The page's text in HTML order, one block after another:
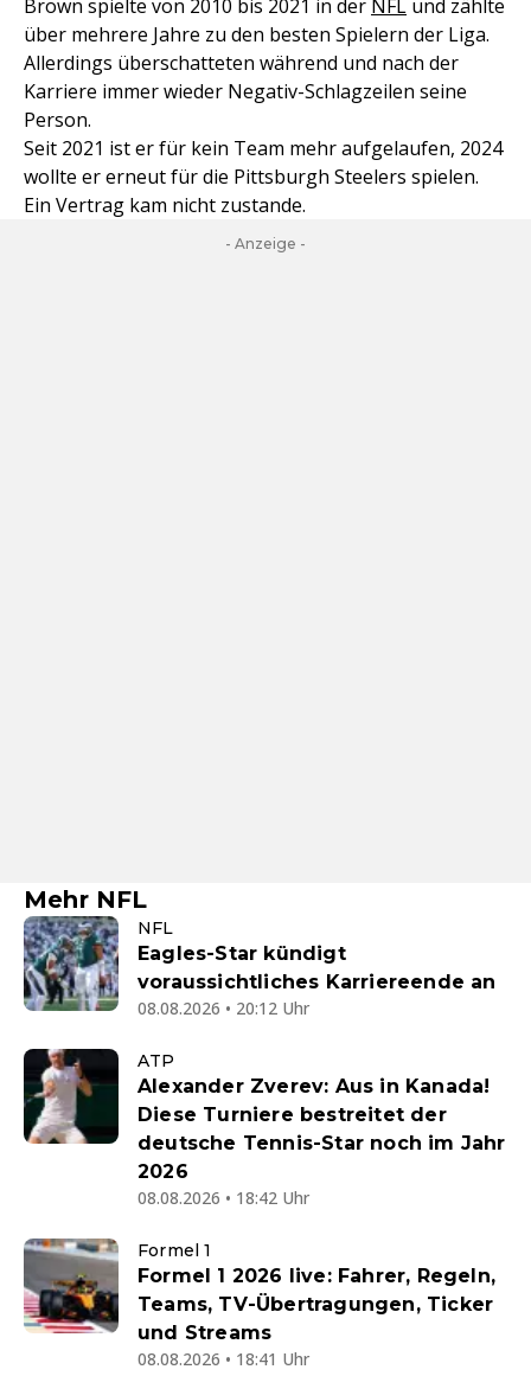
Brown spielte von 2010 bis 2021 in der NFL und zählte
über mehrere Jahre zu den besten Spielern der Liga.
Allerdings überschatteten während und nach der
Karriere immer wieder Negativ-Schlagzeilen seine
Person.
Seit 2021 ist er für kein Team mehr aufgelaufen, 2024
wollte er erneut für die Pittsburgh Steelers spielen.
Ein Vertrag kam nicht zustande.
- Anzeige -
Mehr NFL
NFL
Eagles-Star kündigt
voraussichtliches Karriereende an
08.08.2026 • 20:12 Uhr
ATP
Alexander Zverev: Aus in Kanada!
Diese Turniere bestreitet der
deutsche Tennis-Star noch im Jahr
2026
08.08.2026 • 18:42 Uhr
Formel 1
Formel 1 2026 live: Fahrer, Regeln,
Teams, TV-Übertragungen, Ticker
und Streams
08.08.2026 • 18:41 Uhr